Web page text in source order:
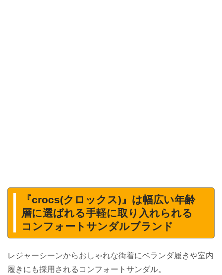
『crocs(クロックス)』は幅広い年齢
層に選ばれる手軽に取り入れられる
コンフォートサンダルブランド
レジャーシーンからおしゃれな街着にベランダ履きや室内
履きにも採用されるコンフォートサンダル。